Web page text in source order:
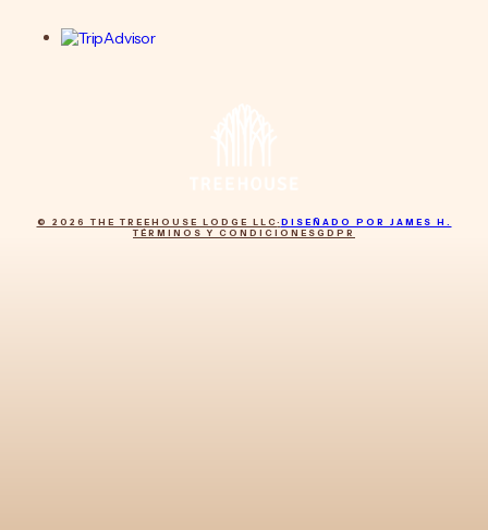
© 2026 THE TREEHOUSE LODGE LLC· DISEÑADO POR JAMES H.
TÉRMINOS Y CONDICIONES GDPR